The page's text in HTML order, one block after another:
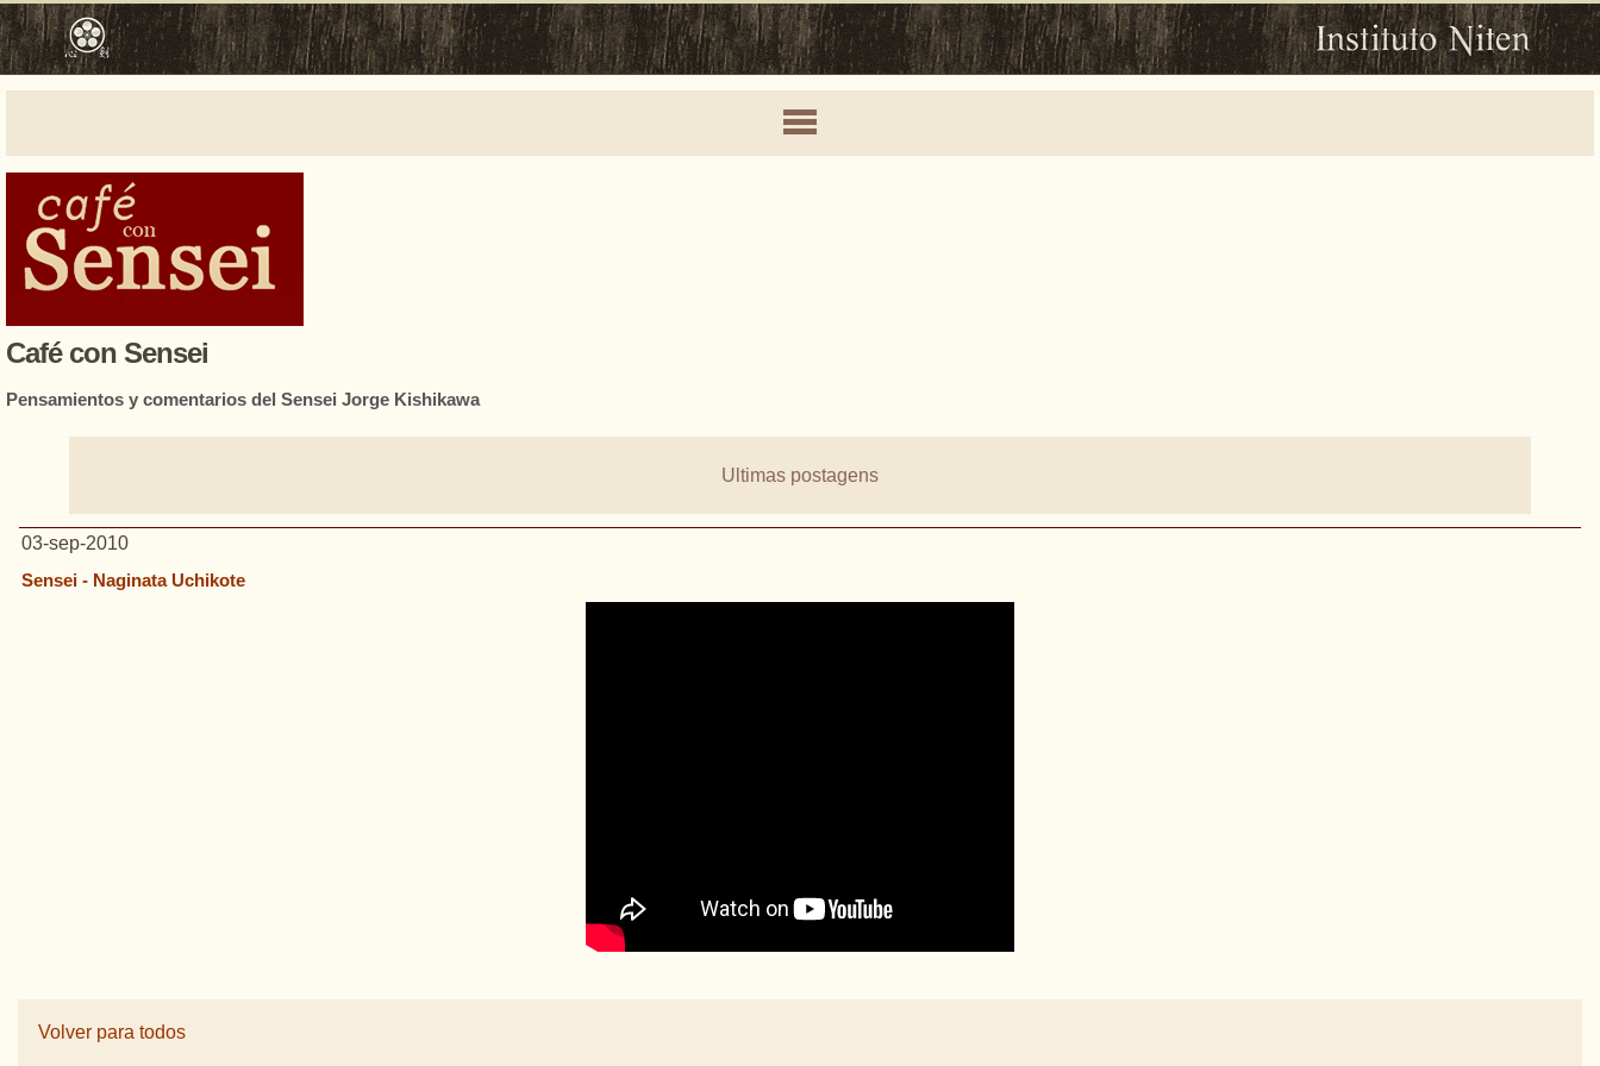
Café con Sensei
Pensamientos y comentarios del Sensei Jorge Kishikawa
Ultimas postagens
03-sep-2010
Sensei - Naginata Uchikote
Volver para todos